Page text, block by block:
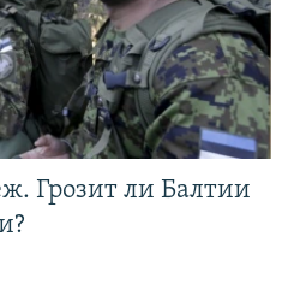
Грозит ли Балтии